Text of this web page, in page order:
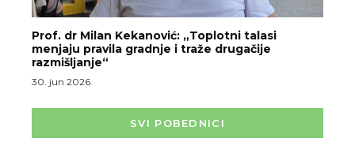
Prof. dr Milan Kekanović: „Toplotni talasi
menjaju pravila gradnje i traže drugačije
razmišljanje“
30. jun 2026.
SVI POBEDNICI